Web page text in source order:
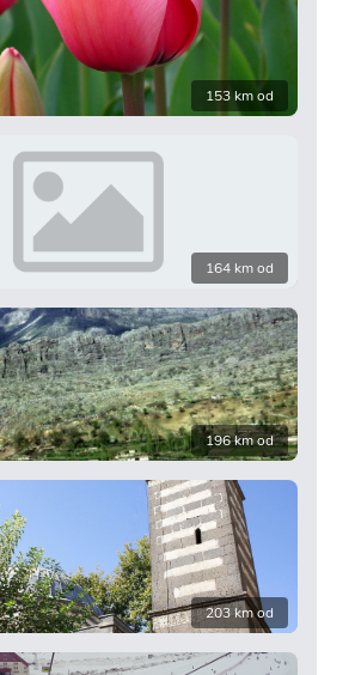
153 km od
164 km od
196 km od
203 km od